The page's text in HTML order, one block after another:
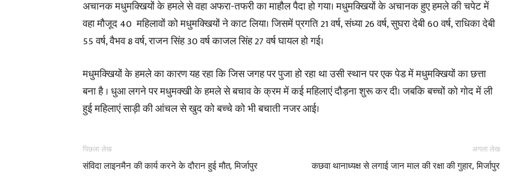
News
अचानक मधुमक्खियों के हमले से वहा अफरा-तफरी का माहौल पैदा हो गया। मधुमक्खियों के अचानक हुए हमले की चपेट में
वहा मौजूद 40 महिलावों को मधुमक्खियों ने काट लिया। जिसमें प्रगति 21 वर्ष, संध्या 26 वर्ष, सुघरा देबी 60 वर्ष, राधिका देबी
55 वर्ष, वैभव 8 वर्ष, राजन सिंह 30 वर्ष काजल सिंह 27 वर्ष घायल हो गई।
मधुमक्खियों के हमले का कारण यह रहा कि जिस जगह पर पुजा हो रहा था उसी स्थान पर एक पेड में मधुमक्खियों का छत्ता
बना है । धुआ लगने पर मधुमक्खी के हमले से बचाव के क्रम में कई महिलाएं दौड़ना शुरू कर दी। जबकि बच्चों को गोद में ली
हुई महिलाएं साड़ी की आंचल से खुद को बच्चे को भी बचाती नजर आई।
पिछला लेख
संविदा लाइनमैन की कार्य करने के दौरान हुई मौत, मिर्जापुर
अगला लेख
कछवा थानाध्यक्ष से लगाई जान माल की रक्षा की गुहार, मिर्जापुर